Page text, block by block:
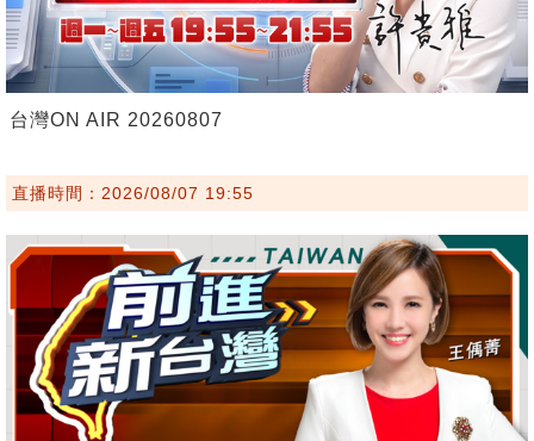
台灣ON AIR 20260807
直播時間：2026/08/07 19:55